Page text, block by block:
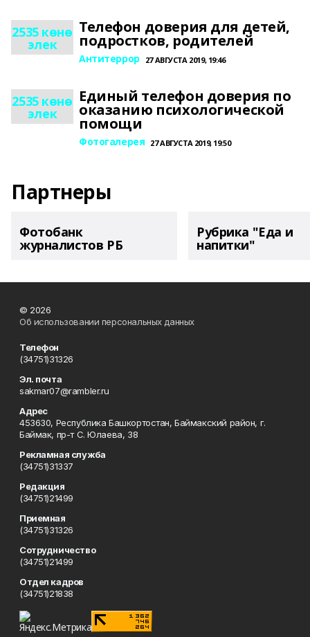
2535 көнө
элек
Телефон доверия для детей,
подростков, родителей
Антитеррор 27 АВГУСТА 2019, 19:46
2535 көнө
элек
Единый телефон доверия по
оказанию психологической
помощи
Фотогалерея 27 АВГУСТА 2019, 19:50
Партнеры
Фотобанк
журналистов РБ
Рубрика "Еда и
напитки"
© 2026
Об использовании персональных данных
Телефон
(34751)31326
Эл. почта
sakmar07@rambler.ru
Адрес
453630, Республика Башкортостан, Баймакский район, г.
Баймак, пр-т С. Юлаева, 38
Рекламная служба
(34751)31337
Редакция
(34751)21499
Приемная
(34751)31326
Сотрудничество
(34751)21499
Отдел кадров
(34751)21838